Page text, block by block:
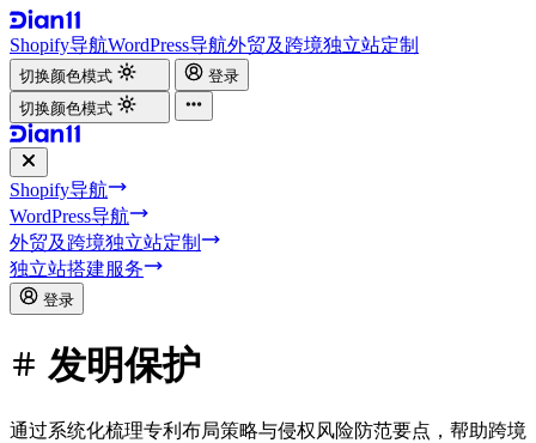
Shopify导航WordPress导航外贸及跨境独立站定制
切换颜色模式
登录
切换颜色模式
Shopify导航
WordPress导航
外贸及跨境独立站定制
独立站搭建服务
登录
发明保护
通过系统化梳理专利布局策略与侵权风险防范要点，帮助跨境